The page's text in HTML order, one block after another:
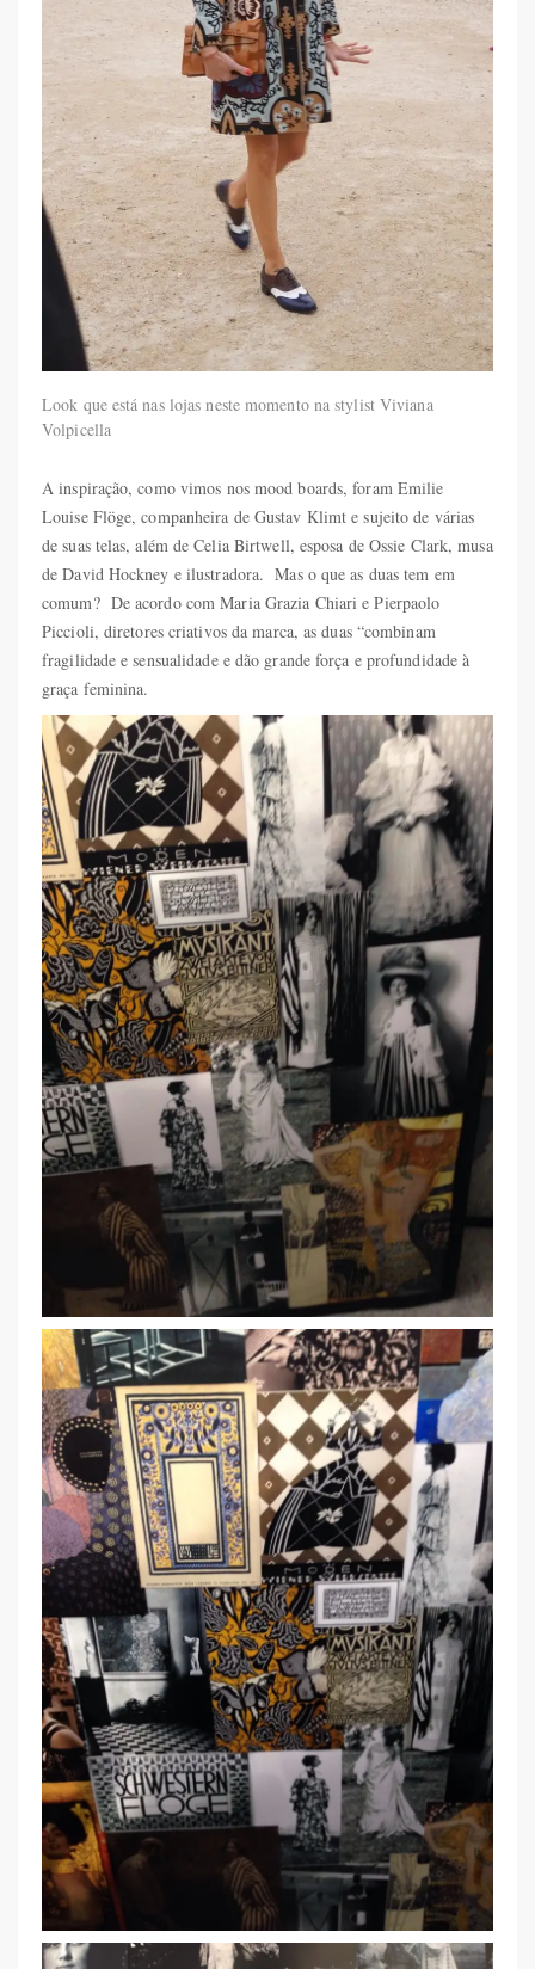
Look que está nas lojas neste momento na stylist Viviana
Volpicella
A inspiração, como vimos nos mood boards, foram Emilie
Louise Flöge, companheira de Gustav Klimt e sujeito de várias
de suas telas, além de Celia Birtwell, esposa de Ossie Clark, musa
de David Hockney e ilustradora. Mas o que as duas tem em
comum? De acordo com Maria Grazia Chiari e Pierpaolo
Piccioli, diretores criativos da marca, as duas “combinam
fragilidade e sensualidade e dão grande força e profundidade à
graça feminina.